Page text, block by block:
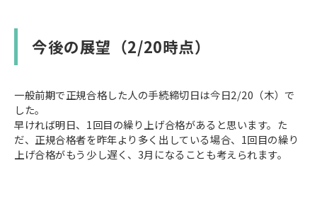
今後の展望（2/20時点）
一般前期で正規合格した人の手続締切日は今日2/20（木）で
した。
早ければ明日、1回目の繰り上げ合格があると思います。た
だ、正規合格者を昨年より多く出している場合、1回目の繰り
上げ合格がもう少し遅く、3月になることも考えられます。